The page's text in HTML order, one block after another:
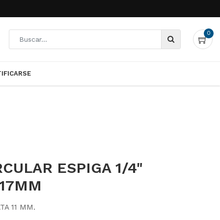
adecuadamente su
0
ESPIGA 1/4"
11 MM.